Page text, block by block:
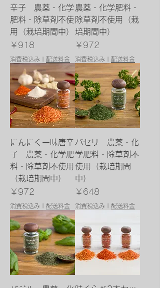
辛子 農薬・化学
肥料・除草剤不使
用（栽培期間中）
価格
￥918
消費税込み 配送料金
農薬・化学肥料・
除草剤不使用（栽
培期間中）
価格
￥972
消費税込み 配送料金
にんにく一味唐辛
子 農薬・化学肥
料・除草剤不使用
（栽培期間中）
価格
￥972
消費税込み 配送料金
パセリ 農薬・化
学肥料・除草剤不
使用（栽培期間
中）
価格
￥648
消費税込み 配送料金